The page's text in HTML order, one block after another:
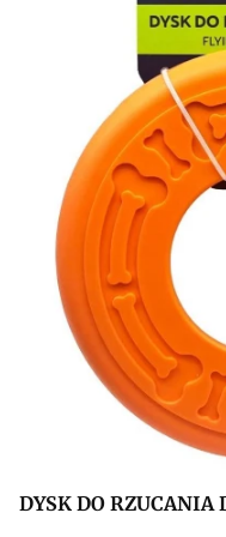
DYSK DO RZUCANIA